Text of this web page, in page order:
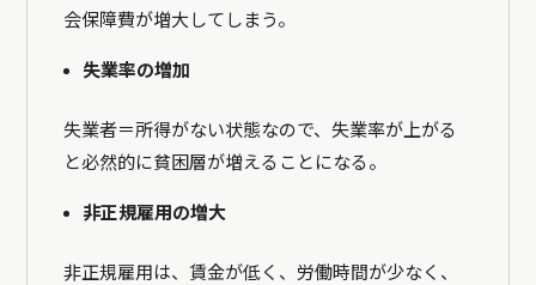
会保障費が増大してしまう。
失業率の増加
失業者＝所得がない状態なので、失業率が上がる
と必然的に貧困層が増えることになる。
非正規雇用の増大
非正規雇用は、賃金が低く、労働時間が少なく、